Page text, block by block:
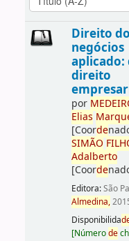
Direito
negócios
aplicado:
direito
por MEDE
Elias
[Coorde
SIMÃO
Adalberto
[Coorde
Editora:São
Almedina,
Disponibilida
[Númerode